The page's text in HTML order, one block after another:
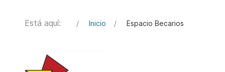
Está aquí: Inicio Espacio Becarios